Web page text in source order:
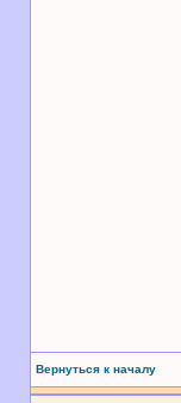
Вернуться к началу